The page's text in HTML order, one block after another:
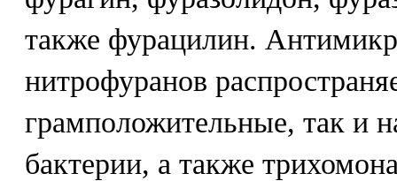
также фурацилин.
нитрофуранов
грамположительные, так и
бактерии, а также